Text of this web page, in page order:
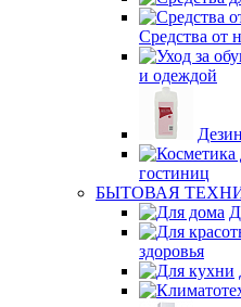
Средства от
и одеждой
гостиниц
БЫТОВАЯ
здоровья